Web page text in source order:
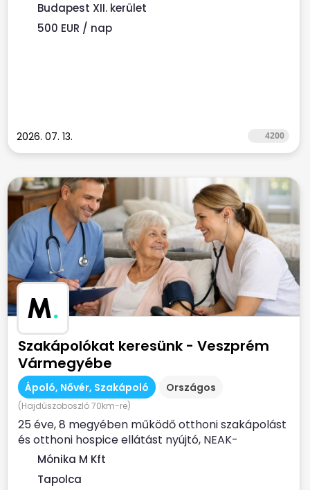
Budapest XII. kerület
500 EUR / nap
2026. 07. 13. 4200
M.
Szakápolókat keresünk - Veszprém
Vármegyébe
Ápoló, Nővér, Szakápoló Országos
(Hajdúszoboszló 70km-re)
25 éve, 8 megyében működő otthoni szakápolást
és otthoni hospice ellátást nyújtó, NEAK-
finanszírozott...
Mónika M Kft
Tapolca